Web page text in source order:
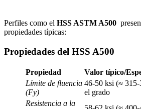
Perfiles como el HSS ASTM A500
propiedades típicas:
Propiedades del HSS A500
Propiedad
Valor típico/
Límite de fluencia
(Fy)
46-50 ksi (≈
el grado
Resistencia a la